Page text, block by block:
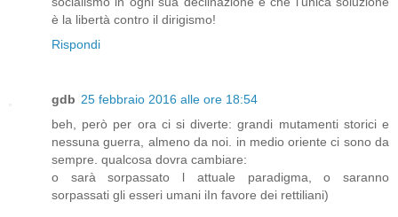
è la libertà contro il dirigismo!
Rispondi
gdb 25 febbraio 2016 alle ore 18:54
beh, però per ora ci si diverte: grandi mutamenti storici e
nessuna guerra, almeno da noi. in medio oriente ci sono da
sempre. qualcosa dovra cambiare:
o sarà sorpassato l attuale paradigma, o saranno
sorpassati gli esseri umani iIn favore dei rettiliani)